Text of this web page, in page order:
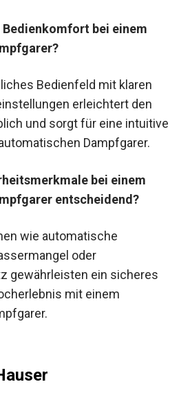
bei einem
Bedienfeld mit klaren
erleichtert den
und sorgt für eine intuitive
Dampfgarer.
bei einem
entscheidend?
wie automatische
oder
gewährleisten ein sicheres
mit einem